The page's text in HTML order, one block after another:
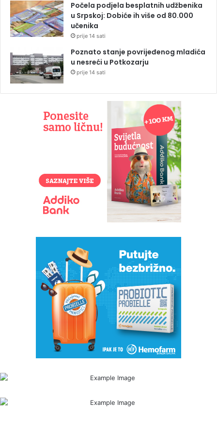
Počela podjela besplatnih udžbenika
u Srpskoj: Dobiće ih više od 80.000
učenika
prije 14 sati
Poznato stanje povrijeđenog mladića
u nesreći u Potkozarju
prije 14 sati